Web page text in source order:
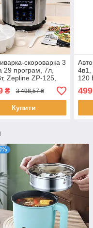
скороварка 3
29 програм, 7л,
Zepline ZP-125,
Йогуртниця /
сенсорний
₴ 3 498,57 ₴
Купити
4в1,
120
499